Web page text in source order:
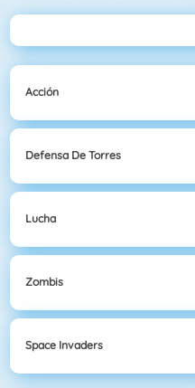
Acción
Defensa De Torres
Lucha
Zombis
Space Invaders